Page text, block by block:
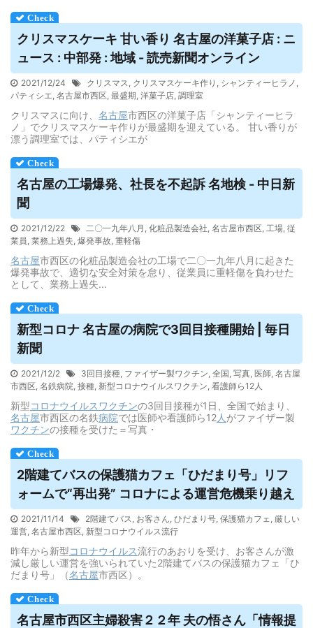
クリスマスケーキ 甘い香り 名古屋の洋菓子店 : ニ
ュース : 中部発 : 地域 - 読売新聞オンライン
2021/12/24 クリスマス, クリスマスケーキ作り , シャンティーヒラノ ,
パティシエ, 名古屋市西区, 最盛期, 洋菓子店, 調理室
クリスマスに向け、 名古屋市西区の洋菓子店「シャンティーヒラ
ノ」でクリスマスケーキ作りが最盛期を迎えている。 甘い香りが
漂う調理室では、パティシエが
名古屋の工場爆発、社長を不起訴 名地検 - 中日新
聞
2021/12/22 二〇一九年八月 , 化粧品製造会社, 名古屋市西区, 工場, 従
業員, 業務上過失, 爆発事故, 重軽傷
名古屋市西区の化粧品製造会社の工場で二〇一九年八月に起きた
爆発事故で、適切な安全対策を怠り、従業員に重軽傷を負わせた
として、業務上過失...
新型コロナ名古屋の病院で3回目接種開始 | 毎日
新聞
2021/12/2 3回目接種, ファイザー製ワクチン, 全国, 写真, 医師, 名古屋
市西区, 名鉄病院, 接種, 新型コロナウイルスワクチン, 看護師ら12人
新型コロナウイルス ワクチンの3回目接種が1日、全国で始まり、
名古屋市西区の名鉄病院では医師や看護師ら12人 がファイザー製
ワクチンの接種を受けた＝写真・
2階建てバスの保護猫カフェ「ひだまり号」リフ
ォームで“再出発” コロナによる運営危機乗り越え
2021/11/14 2階建てバス, お客さん, ひだまり号, 保護猫カフェ, 厳しい
運営, 名古屋市西区, 新型コロナウイルス流行
昨年から新型コロナウイルス流行のあおりを受け、お客さんが激
減し厳しい運営を強いられていた2階建てバスの保護猫カフェ「ひ
だまり号」（名古屋市西区）。
名古屋市西区主婦殺害２２年 夫の悟さん「情報提